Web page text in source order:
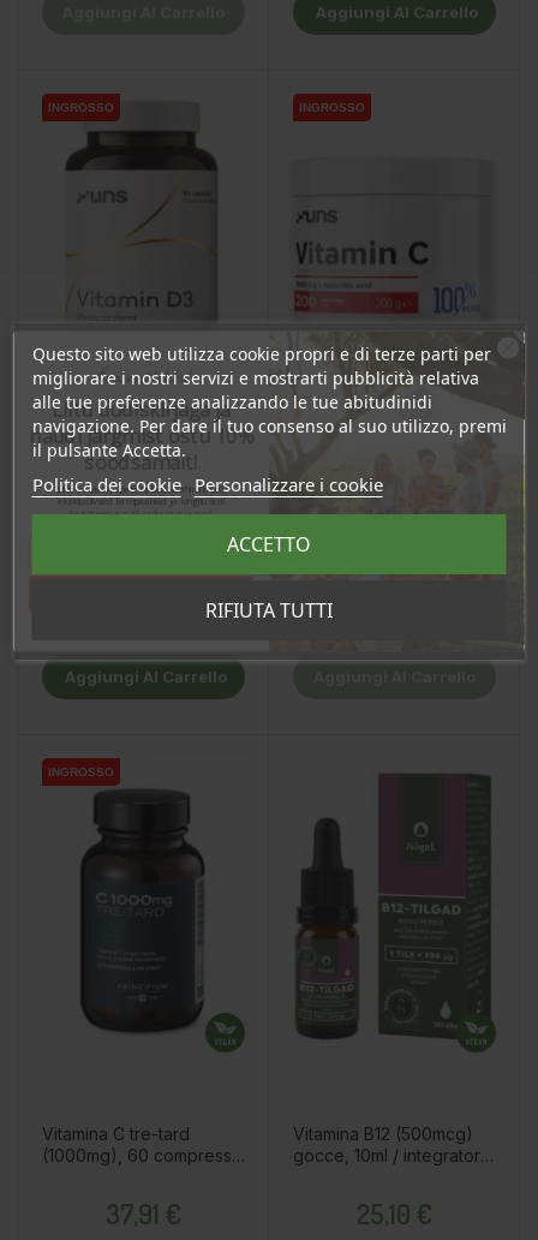
Aggiungi Al Carrello
INGROSSO
INGROSSO
capsule / integratore
alimentare
Aggiungi Al Carrello
INGROSSO
INGROSSO
200g / integratore
alimentare
INGROSSO
INGROSSO
Vitamina C tre-tard
(1000mg), 60 compressa
37,91 €
Vitamina B12 (500mcg)
gocce, 10ml / integratore
25,10 €
Questo sito web utilizza cookie propri e di terze parti per
migliorare i nostri servizi e mostrarti pubblicità relativa
alle tue preferenze analizzando le tue abitudinidi
navigazione. Per dare il tuo consenso al suo utilizzo, premi
il pulsante Accetta.
Politica dei cookie Personalizzare i cookie
RIFIUTA TUTTI
ACCETTO
Ära veel lahku!
Liitu uudiskirjaga ja
naudi järgmist ostu 10%
soodsamalt!
Sind ootavad spetsiaalsed allahindlused,
eksklusiivsed kampaaniad ja kingitused!
Registreeru e-maili aadressiga ja saad